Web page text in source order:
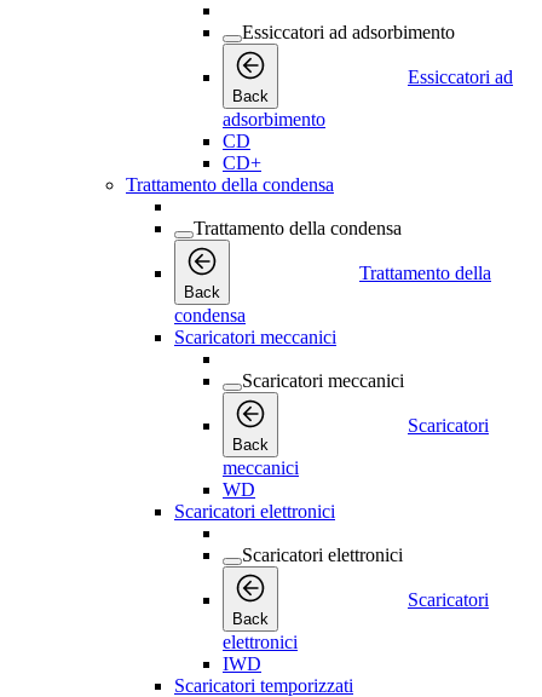
Essiccatori ad adsorbimento
Back
Essiccatori ad
adsorbimento
CD
CD+
Trattamento della condensa
Trattamento della condensa
Back
Trattamento della
condensa
Scaricatori meccanici
Scaricatori meccanici
Back
Scaricatori
meccanici
WD
Scaricatori elettronici
Scaricatori elettronici
Back
Scaricatori
elettronici
IWD
Scaricatori temporizzati